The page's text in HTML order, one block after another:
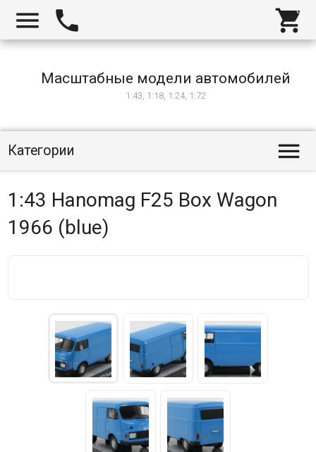
  
Масштабные модели автомобилей
1:43, 1:18, 1:24, 1:72
Категории 
1:43 Hanomag F25 Box Wagon
1966 (blue)